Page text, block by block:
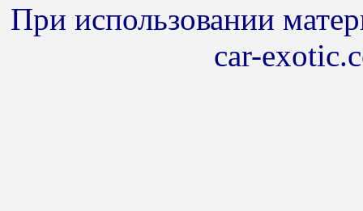
При использовании
car-